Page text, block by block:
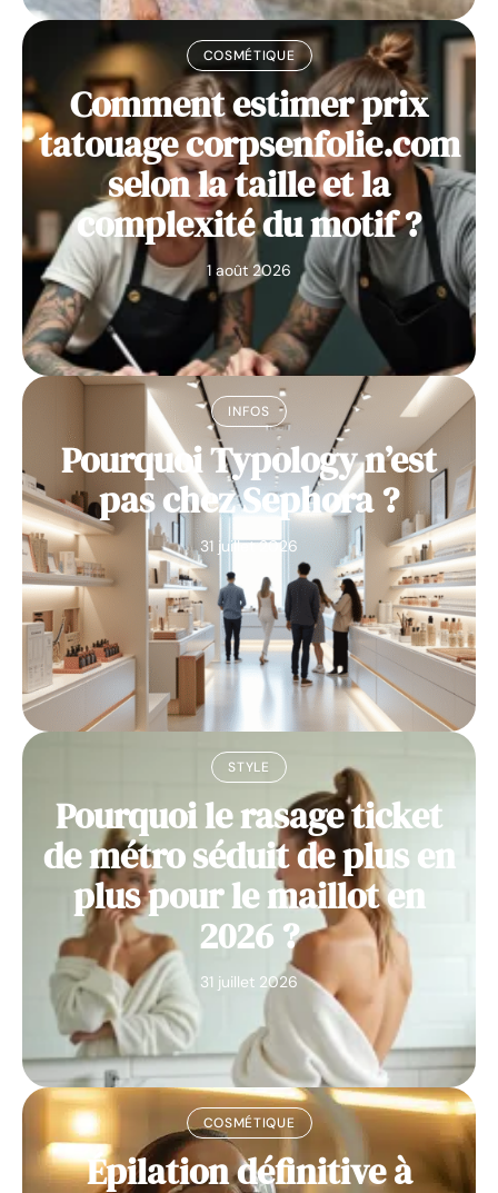
COSMÉTIQUE
Comment estimer prix
tatouage corpsenfolie.com
selon la taille et la
complexité du motif ?
1 août 2026
INFOS
Pourquoi Typology n’est
pas chez Sephora ?
31 juillet 2026
STYLE
Pourquoi le rasage ticket
de métro séduit de plus en
plus pour le maillot en
2026 ?
31 juillet 2026
COSMÉTIQUE
Épilation définitive à